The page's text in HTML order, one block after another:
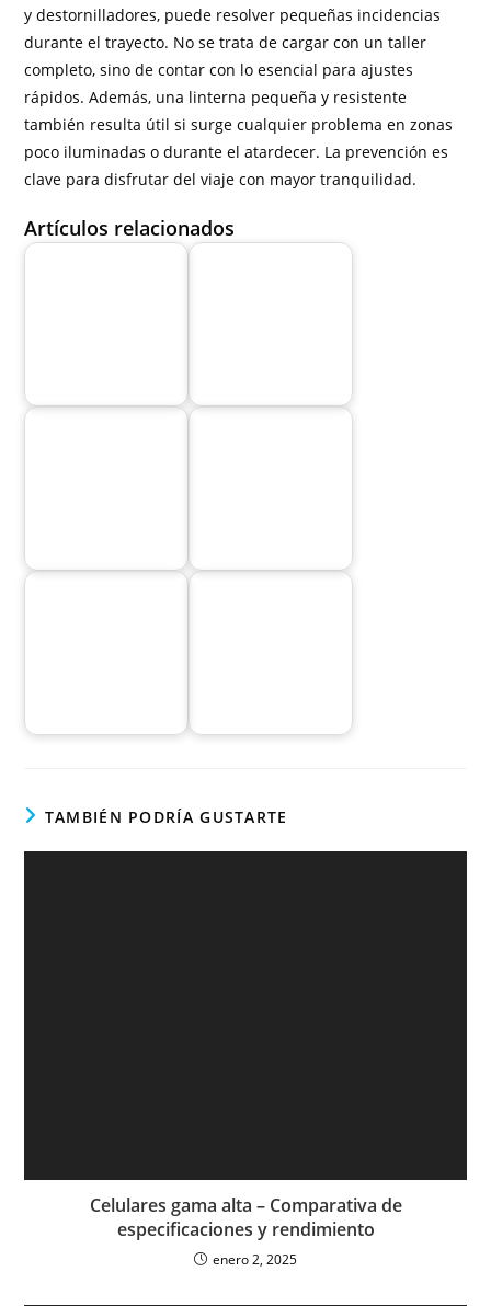
y destornilladores, puede resolver pequeñas incidencias
durante el trayecto. No se trata de cargar con un taller
completo, sino de contar con lo esencial para ajustes
rápidos. Además, una linterna pequeña y resistente
también resulta útil si surge cualquier problema en zonas
poco iluminadas o durante el atardecer. La prevención es
clave para disfrutar del viaje con mayor tranquilidad.
Artículos relacionados
TAMBIÉN PODRÍA GUSTARTE
Celulares gama alta – Comparativa de
especificaciones y rendimiento
enero 2, 2025